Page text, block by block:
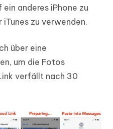
anderes iPhone zu
zu verwenden.
über eine
um die Fotos
verfällt nach 30